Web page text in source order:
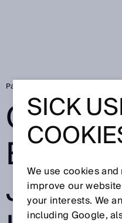
Página de inicio
EN LA
SICK
We use cookies
improve our
your interests. We
including Google,